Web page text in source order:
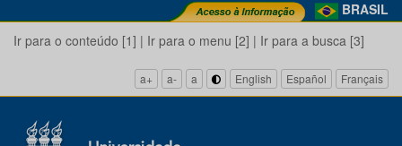
BRASIL
Ir para o conteúdo [1] | Ir para o menu [2] | Ir para a busca [3]
a+ a- a English Español Français